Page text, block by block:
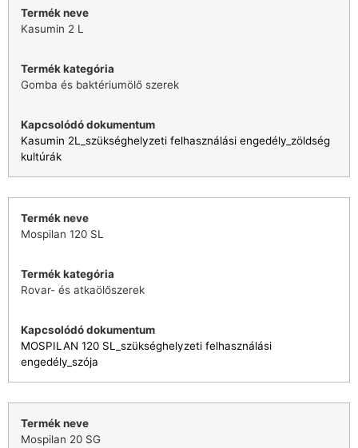
Kasumin 2 L
Gomba és baktériumölő szerek
Kasumin 2L_szükséghelyzeti felhasználási engedély_zöldség
kultúrák
Mospilan 120 SL
Rovar- és atkaölőszerek
MOSPILAN 120 SL_szükséghelyzeti felhasználási
engedély_szója
Mospilan 20 SG